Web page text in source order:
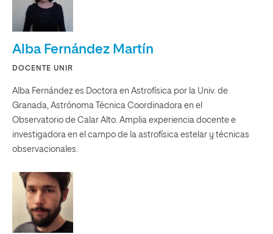
Alba Fernández Martín
DOCENTE UNIR
Alba Fernández es Doctora en Astrofísica por la Univ. de
Granada, Astrónoma Técnica Coordinadora en el
Observatorio de Calar Alto. Amplia experiencia docente e
investigadora en el campo de la astrofísica estelar y técnicas
observacionales.